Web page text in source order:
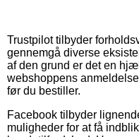
Trustpilot tilbyder
gennemgå diverse
af den grund er det en
webshoppens
før du bestiller.
Facebook tilbyder
muligheder for at få